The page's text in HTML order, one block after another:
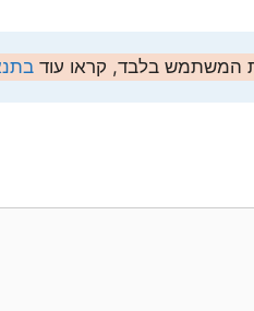
המשתמש בלבד, קראו עוד